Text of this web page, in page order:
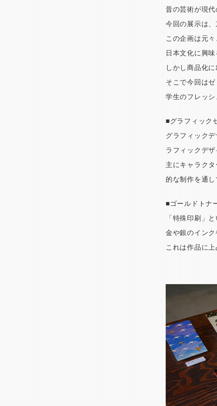
昔の芸術が現
今回の展示は
この企画は元
日本文化に興
しかし商品化
そこで今回は
学生のフレッ
■グラフィック
グラフィック
ラフィックデ
主にキャラク
的な制作を通
■ゴールドトナ
「特殊印刷」
金や銀のイン
これは作品に